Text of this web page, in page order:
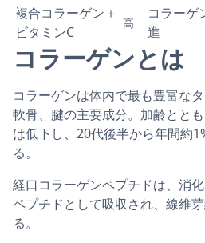
複合コラーゲン＋
ビタミンC
高
コラーゲ
進
コラーゲンとは
コラーゲンは体内で最も豊富な
軟骨、腱の主要成分。加齢とと
は低下し、20代後半から年間約
る。
経口コラーゲンペプチドは、消
ペプチドとして吸収され、線維
る。